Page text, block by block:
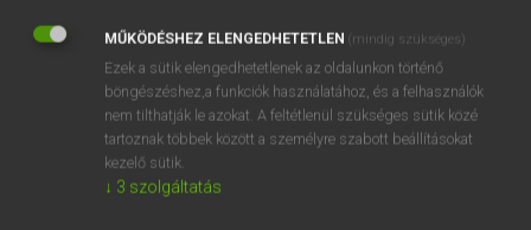
SZOTAR.NET APPLIKÁCIÓ
MŰKÖDÉSHEZ ELENGEDHETETLEN (mindig szükséges)
Ezek a sütik elengedhetetlenek az oldalunkon történő
böngészéshez,a funkciók használatához, és a felhasználók
nem tilthatják le azokat. A feltétlenül szükséges sütik közé
tartoznak többek között a személyre szabott beállításokat
kezelő sütik.
↓ 3 szolgáltatás